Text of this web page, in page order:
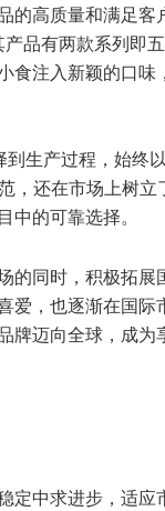
的高质量和满足
品有两款系列即
食注入新颖的口
到生产过程，始
，还在市场上树
的可靠选择。
的同时，积极拓
爱，也逐渐在国
迈向全球，成为
定中求进步，适